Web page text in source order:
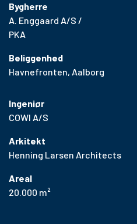
Bygherre
A. Enggaard A/S /
PKA
Beliggenhed
Havnefronten, Aalborg
Ingeniør
COWI A/S
Arkitekt
Henning Larsen Architects
Areal
20.000 m²